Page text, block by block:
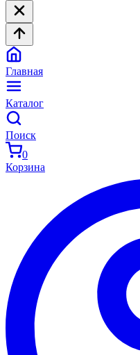
Главная
Каталог
Поиск
0
Корзина